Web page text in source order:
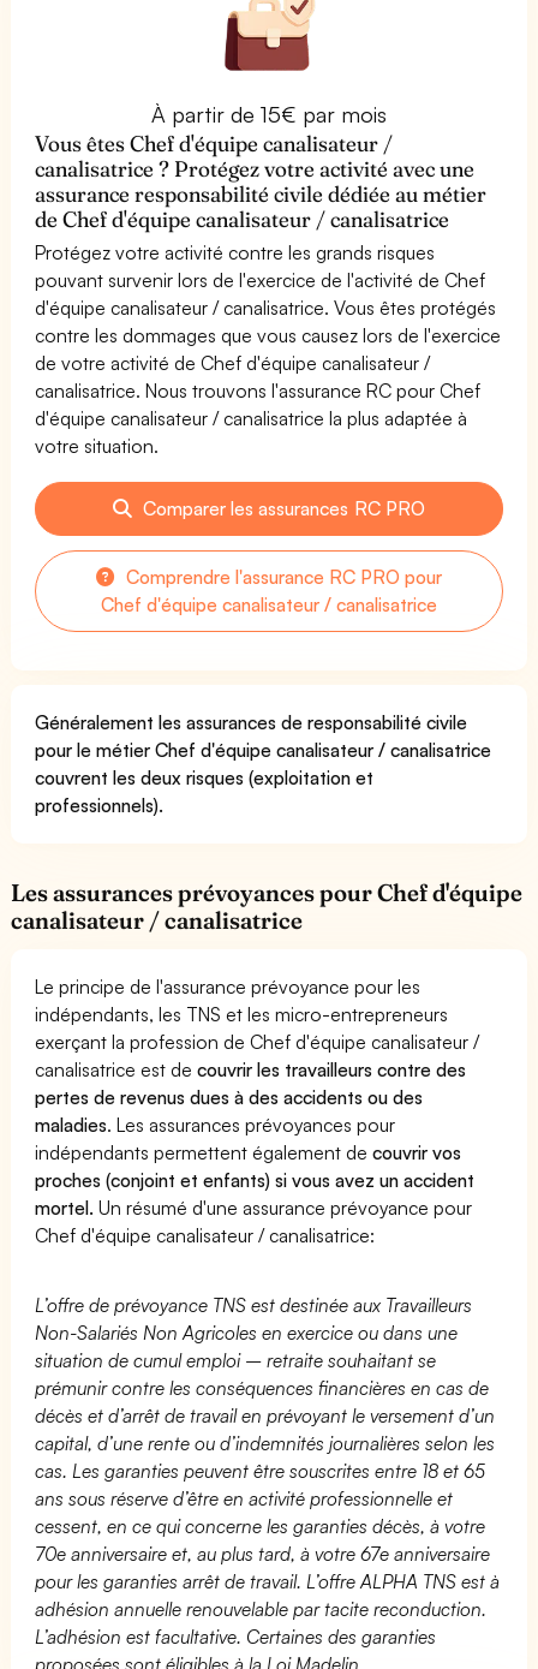
À partir de 15€ par mois
Vous êtes Chef d'équipe canalisateur /
canalisatrice ? Protégez votre activité avec une
assurance responsabilité civile dédiée au métier
de Chef d'équipe canalisateur / canalisatrice
Protégez votre activité contre les grands risques
pouvant survenir lors de l'exercice de l'activité de Chef
d'équipe canalisateur / canalisatrice. Vous êtes protégés
contre les dommages que vous causez lors de l'exercice
de votre activité de Chef d'équipe canalisateur /
canalisatrice. Nous trouvons l'assurance RC pour Chef
d'équipe canalisateur / canalisatrice la plus adaptée à
votre situation.
Comparer les assurances RC PRO
Comprendre l'assurance RC PRO pour
Chef d'équipe canalisateur / canalisatrice
Généralement les assurances de responsabilité civile
pour le métier Chef d'équipe canalisateur / canalisatrice
couvrent les deux risques (exploitation et
professionnels).
Les assurances prévoyances pour Chef d'équipe
canalisateur / canalisatrice
Le principe de l'assurance prévoyance pour les
indépendants, les TNS et les micro-entrepreneurs
exerçant la profession de Chef d'équipe canalisateur /
canalisatrice est decouvrir les travailleurs contre des
pertes de revenus dues à des accidents ou des
maladies. Les assurances prévoyances pour
indépendants permettent également decouvrir vos
proches (conjoint et enfants) si vous avez un accident
mortel. Un résumé d'une assurance prévoyance pour
Chef d'équipe canalisateur / canalisatrice:
L’offre de prévoyance TNS est destinée aux Travailleurs
Non-Salariés Non Agricoles en exercice ou dans une
situation de cumul emploi – retraite souhaitant se
prémunir contre les conséquences financières en cas de
décès et d’arrêt de travail en prévoyant le versement d’un
capital, d’une rente ou d’indemnités journalières selon les
cas. Les garanties peuvent être souscrites entre 18 et 65
ans sous réserve d’être en activité professionnelle et
cessent, en ce qui concerne les garanties décès, à votre
70e anniversaire et, au plus tard, à votre 67e anniversaire
pour les garanties arrêt de travail. L’offre ALPHA TNS est à
adhésion annuelle renouvelable par tacite reconduction.
L’adhésion est facultative. Certaines des garanties
proposées sont éligibles à la Loi Madelin.